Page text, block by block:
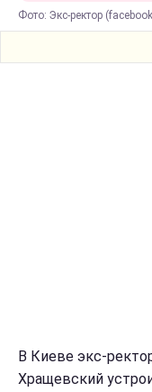
Фото: Экс-ректор
В Киеве экс-
Хращевский